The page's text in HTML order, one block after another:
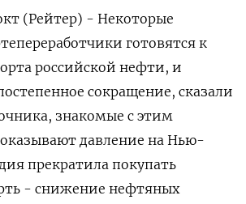
(Рейтер) - Некоторые
готовятся к
российской нефти, и
сокращение, сказали
знакомые с этим
давление на Нью-
прекратила покупать
- снижение нефтяных